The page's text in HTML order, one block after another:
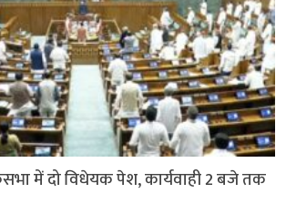
में दो विधेयक पेश, कार्यवाही 2 बजे तक